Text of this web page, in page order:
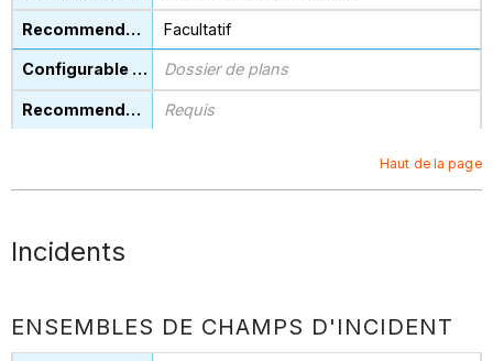
Facultatif
Dossier de plans
Requis
Haut de la page
Incidents
ENSEMBLES DE CHAMPS D'INCIDENT